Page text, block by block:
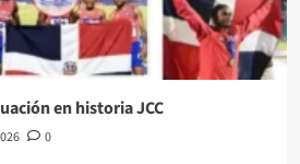
en historia JCC
0